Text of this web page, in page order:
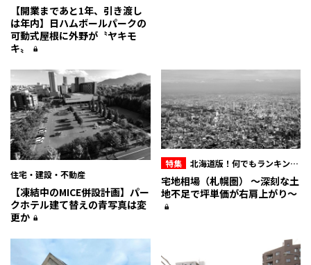
【開業まであと1年、引き渡し
は年内】日ハムボールパークの
可動式屋根に外野が〝ヤキモ
キ〟
住宅・建設・不動産
【凍結中のMICE併設計画】パー
クホテル建て替えの青写真は変
更か
特集
北海道版！何でもランキング
&マル秘データ
宅地相場（札幌圏） 〜深刻な土
地不足で坪単価が右肩上がり〜